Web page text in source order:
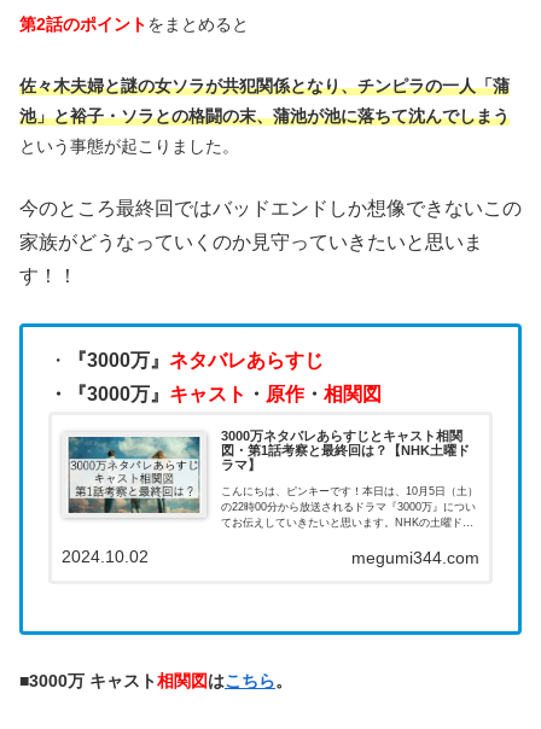
第2話のポイントをまとめると
佐々木夫婦と謎の女ソラが共犯関係となり、チンピラの一人「蒲
池」と裕子・ソラとの格闘の末、蒲池が池に落ちて沈んでしまう
という事態が起こりました。
今のところ最終回ではバッドエンドしか想像できないこの
家族がどうなっていくのか見守っていきたいと思いま
す！！
・ 『3000万』 ネタバレあらすじ
・『3000万』 キャスト ・ 原作・ 相関図
3000万ネタバレあらすじとキャスト相関
図・第1話考察と最終回は？【NHK土曜ド
ラマ】
こんにちは、ピンキーです！本日は、10月5日（土）
の22時00分から放送されるドラマ『3000万』につい
てお伝えしていきたいと思います。NHKの土曜ドラ
達祐実さんとなっています。母親役ということ...
megumi344.com
2024.10.02
■3000万 キャスト相関図はこちら。